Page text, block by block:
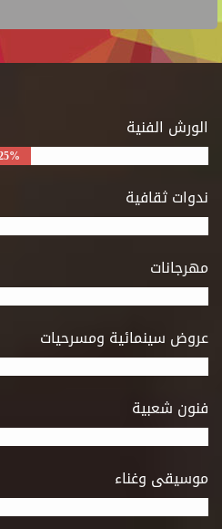
الورش الفنية
ندوات ثقافية
مهرجانات
عروض سينمائية ومسرحيات
فنون شعبية
موسيقى وغناء